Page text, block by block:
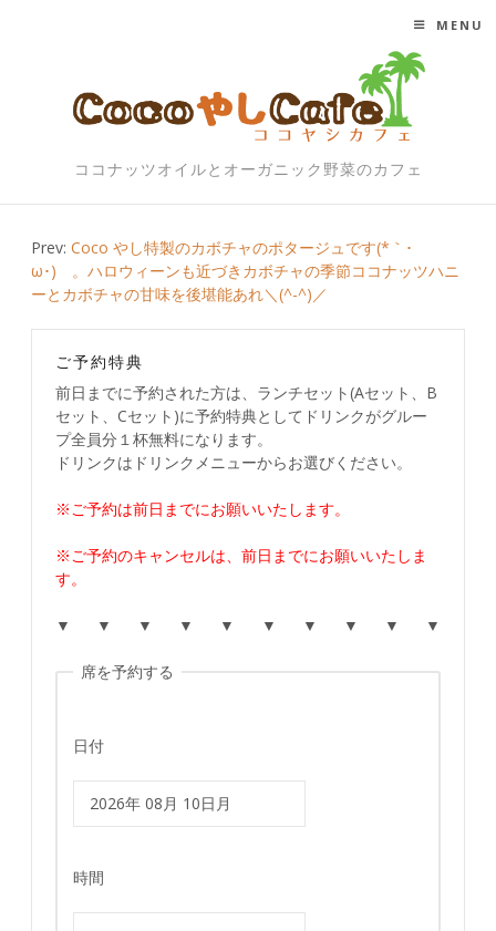
ココナッツオイルとオーガニック野菜のカフェ
MENU
Post
navigation
Prev: Coco やし特製のカボチャのポタージュです(*｀･
ω･)ゞ。ハロウィーンも近づきカボチャの季節ココナッツハニ
ーとカボチャの甘味を後堪能あれ＼(^-^)／
ご予約特典
前日までに予約された方は、ランチセット(Aセット、B
セット、Cセット)に予約特典としてドリンクがグルー
プ全員分１杯無料になります。
ドリンクはドリンクメニューからお選びください。
※ご予約は前日までにお願いいたします。
※ご予約のキャンセルは、前日までにお願いいたしま
す。
▼ ▼ ▼ ▼ ▼ ▼ ▼ ▼ ▼ ▼
席を予約する
日付
時間